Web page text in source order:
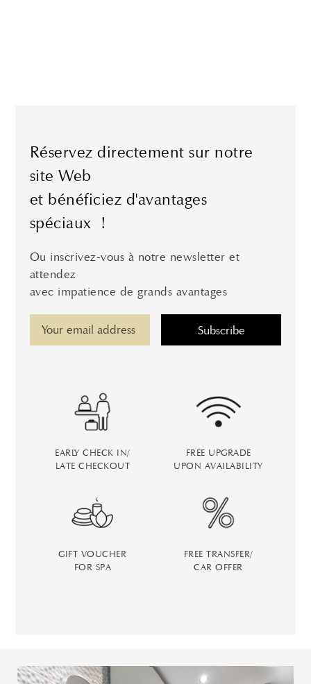
Réservez directement sur notre
site Web
et bénéficiez d'avantages
spéciaux !
Ou inscrivez-vous à notre newsletter et
attendez
avec impatience de grands avantages
EARLY CHECK IN/
LATE CHECKOUT
FREE UPGRADE
UPON AVAILABILITY
GIFT VOUCHER
FOR SPA
FREE TRANSFER/
CAR OFFER